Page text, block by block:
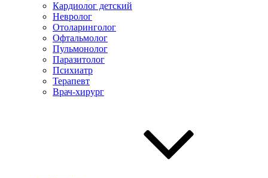
Кардиолог детский
Невролог
Отоларинголог
Офтальмолог
Пульмонолог
Паразитолог
Психиатр
Терапевт
Врач-хирург